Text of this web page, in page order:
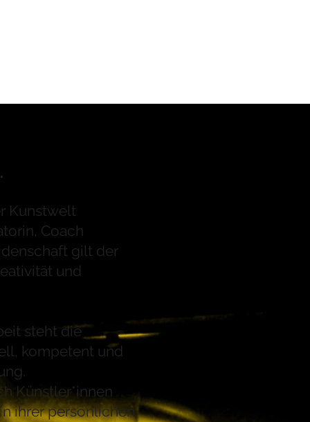
Kunstwelt
Coach
gilt der
und
steht die
kompetent und
Künstler*innen
ihrer persönlichen